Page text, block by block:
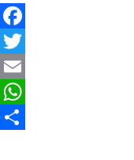
Facebook
Twitter
Email
WhatsApp